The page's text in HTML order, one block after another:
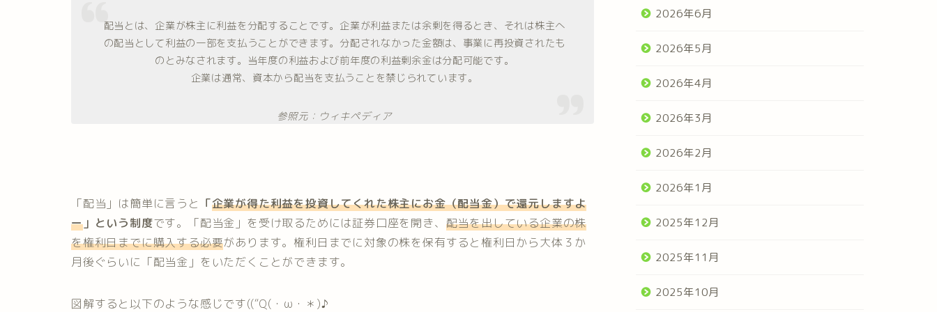
配当とは、企業が株主に利益を分配することです。企業が利益または余剰を得るとき、それは株主へ
の配当として利益の一部を支払うことができます。分配されなかった金額は、事業に再投資されたも
のとみなされます。当年度の利益および前年度の利益剰余金は分配可能です。
企業は通常、資本から配当を支払うことを禁じられています。
参照元：ウィキペディア
「配当」は簡単に言うと 「企業が得た利益を投資してくれた株主にお金（配当金）で還元しますよ
ー」という制度です。「配当金」を受け取るためには証券口座を開き、 配当を出している企業の株
を権利日までに購入する必要があります。権利日までに対象の株を保有すると権利日から大体３か
月後ぐらいに「配当金」をいただくことができます。
図解すると以下のような感じです((“Q(・ω・＊)♪
2026年6月
2026年5月
2026年4月
2026年3月
2026年2月
2026年1月
2025年12月
2025年11月
2025年10月